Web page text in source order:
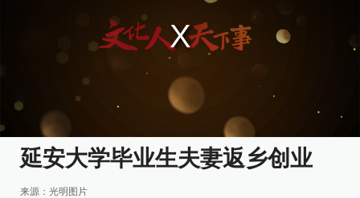
延安大学毕业生夫妻返乡创业
来源： 光明图片